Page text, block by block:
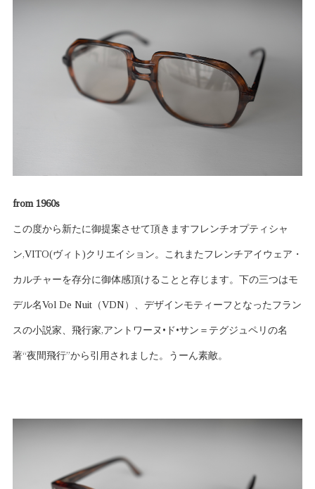
from 1960s
この度から新たに御提案させて頂きますフレンチオプティシャ
ン,VITO(ヴィト)クリエイション。これまたフレンチアイウェア・
カルチャーを存分に御体感頂けることと存じます。下の三つはモ
デル名Vol De Nuit（VDN）、デザインモティーフとなったフラン
スの小説家、飛行家,アントワーヌ•ド•サン＝テグジュペリの名
著“夜間飛行”から引用されました。うーん素敵。